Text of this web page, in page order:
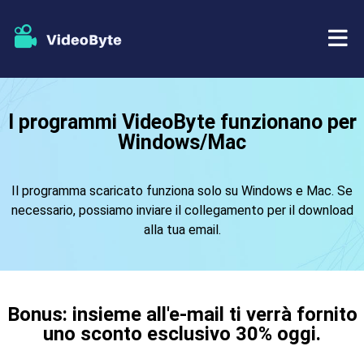
Ripper BD-DVD
Ripper di DVD
Copia DVD
Risorse
I programmi VideoByte funzionano per
Windows/Mac
Il programma scaricato funziona solo su Windows e Mac. Se
necessario, possiamo inviare il collegamento per il download
alla tua email.
Bonus: insieme all'e-mail ti verrà fornito
uno sconto esclusivo 30% oggi.